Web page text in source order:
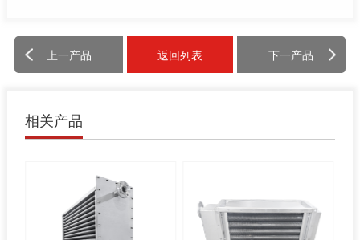
上一产品 返回列表 下一产品
相关产品